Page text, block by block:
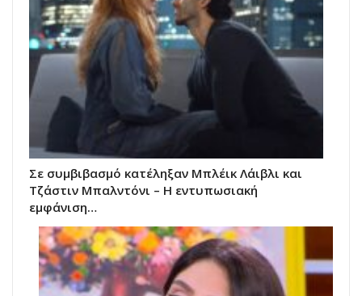
Σε συμβιβασμό κατέληξαν Μπλέικ Λάιβλι και
Τζάστιν Μπαλντόνι – Η εντυπωσιακή
εμφάνιση…